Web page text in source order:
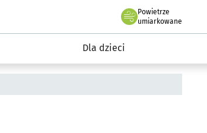
Powietrze
we Wrocławiu
umiarkowane
Dla dzieci